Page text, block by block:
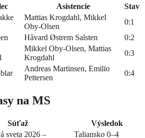
Asistencie
Stav
Mattias Krogdahl, Mikkel
Oby-Olsen
0:1
Håvard Østrem Salsten
0:2
Mikkel Oby-Olsen, Mattias
Krogdahl
0:3
Andreas Martinsen, Emilio
Pettersen
0:4
na MS
Súťaž
Výsledok
sveta 2026 –
Taliansko 0–4